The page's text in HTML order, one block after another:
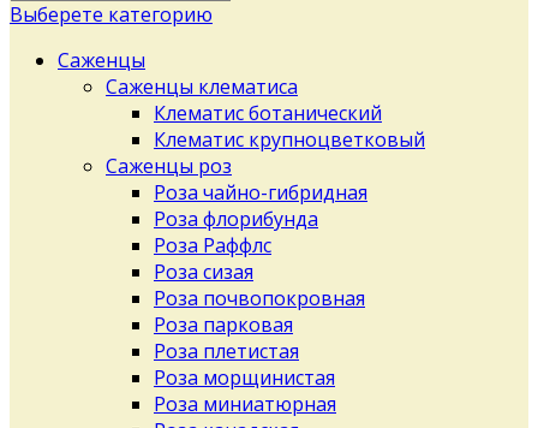
Выберете категорию
Саженцы
Саженцы клематиса
Клематис ботанический
Клематис крупноцветковый
Саженцы роз
Роза чайно-гибридная
Роза флорибунда
Роза Раффлс
Роза сизая
Роза почвопокровная
Роза парковая
Роза плетистая
Роза морщинистая
Роза миниатюрная